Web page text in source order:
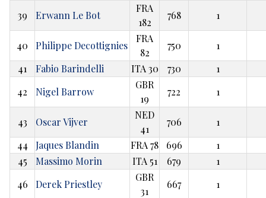
39 Erwann Le Bot
FRA
182
768 1
40 Philippe Decottignies
FRA
82
750
1
41
Fabio Barindelli ITA 30 730
1
42
Nigel Barrow
GBR
19
722 1
43 Oscar Vijver
NED
41
706
1
44
Jaques Blandin FRA 78 696
1
45
Massimo Morin ITA 51 679
1
46
Derek Priestley
GBR
31
667 1